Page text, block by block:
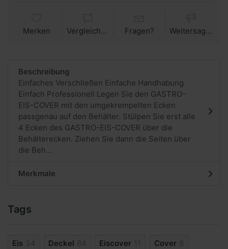
Merken Vergleichen Fragen? Weitersagen
Beschreibung
Einfaches Verschließen Einfache Handhabung
Einfach Professionell Legen Sie den GASTRO-
EIS-COVER mit den umgekrempelten Ecken
passgenau auf den Behälter. Stülpen Sie erst alle
4 Ecken des GASTRO-EIS-COVER über die
Behälterecken. Ziehen Sie dann die Seiten über
die Beh...
Merkmale
Tags
Eis 34 Deckel 84 Eiscover 11 Cover 8